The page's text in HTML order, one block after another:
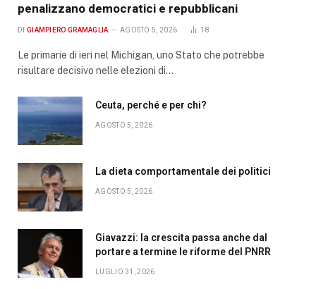
penalizzano democratici e repubblicani
DI GIAMPIERO GRAMAGLIA AGOSTO 5, 2026 18
Le primarie di ieri nel Michigan, uno Stato che potrebbe
risultare decisivo nelle elezioni di…
Ceuta, perché e per chi?
AGOSTO 5, 2026
La dieta comportamentale dei politici
AGOSTO 5, 2026
Giavazzi: la crescita passa anche dal
portare a termine le riforme del PNRR
LUGLIO 31, 2026